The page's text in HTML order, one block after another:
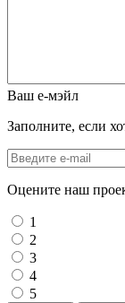
Ваш е-мэйл
Заполните, если
Оцените наш
1
2
3
4
5